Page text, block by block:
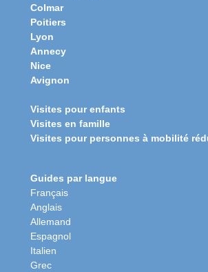
Colmar
Poitiers
Lyon
Annecy
Nice
Avignon
Visites pour enfants
Visites en famille
Visites pour personnes à mobilité
Guides par langue
Français
Anglais
Allemand
Espagnol
Italien
Grec